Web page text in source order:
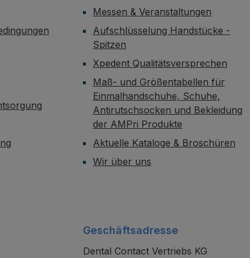
Messen & Veranstaltungen
Aufschlüsselung Handstücke -
Spitzen
Xpedent Qualitätsversprechen
Maß- und Größentabellen für
Einmalhandschuhe, Schuhe,
Antirutschsocken und Bekleidung
der AMPri Produkte
Aktuelle Kataloge & Broschüren
Wir über uns
Geschäftsadresse
Dental Contact Vertriebs KG